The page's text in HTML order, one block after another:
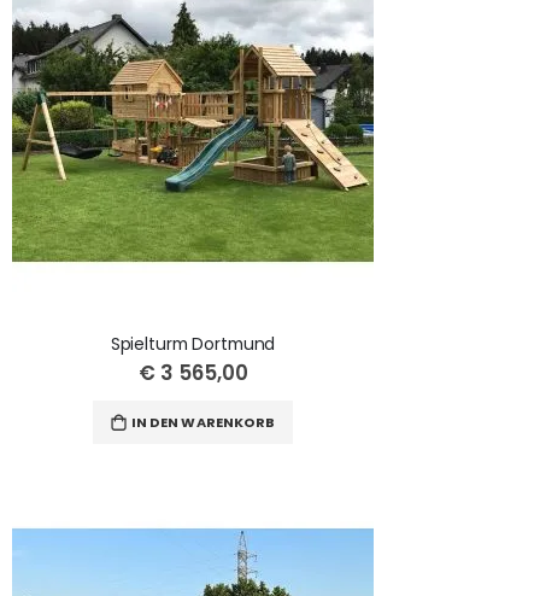
Spielturm Dortmund
€ 3 565,00
IN DEN WARENKORB